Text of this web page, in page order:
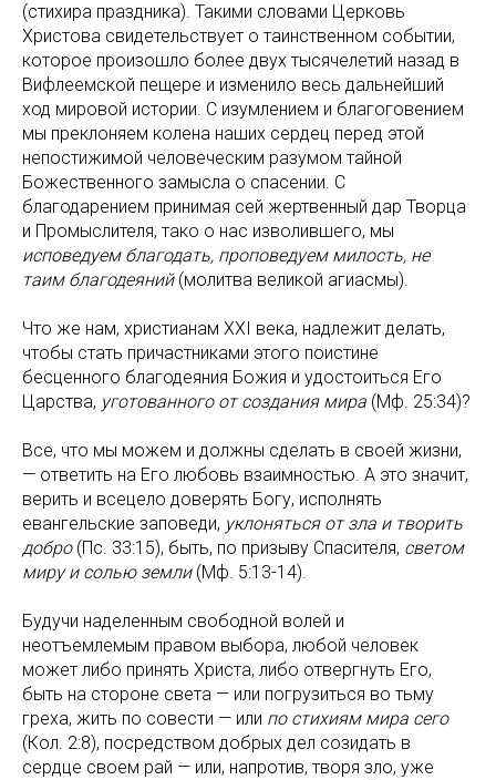
(стихира праздника). Такими словами Церковь
Христова свидетельствует о таинственном событии,
которое произошло более двух тысячелетий назад в
Вифлеемской пещере и изменило весь дальнейший
ход мировой истории. С изумлением и благоговением
мы преклоняем колена наших сердец перед этой
непостижимой человеческим разумом тайной
Божественного замысла о спасении. С
благодарением принимая сей жертвенный дар Творца
и Промыслителя, тако о нас изволившего, мы
исповедуем благодать, проповедуем милость, не
таим благодеяний(молитва великой агиасмы).
Что же нам, христианам XХI века, надлежит делать,
чтобы стать причастниками этого поистине
бесценного благодеяния Божия и удостоиться Его
Царства, уготованного от создания мира (Мф. 25:34)?
Все, что мы можем и должны сделать в своей жизни,
— ответить на Его любовь взаимностью. А это значит,
верить и всецело доверять Богу, исполнять
евангельские заповеди, уклоняться от зла и творить
добро(Пс. 33:15), быть, по призыву Спасителя, светом
миру и солью земли(Мф. 5:13-14).
Будучи наделенным свободной волей и
неотъемлемым правом выбора, любой человек
может либо принять Христа, либо отвергнуть Его,
быть на стороне света — или погрузиться во тьму
греха, жить по совести — или по стихиям мира сего
(Кол. 2:8), посредством добрых дел созидать в
сердце своем рай — или, напротив, творя зло, уже